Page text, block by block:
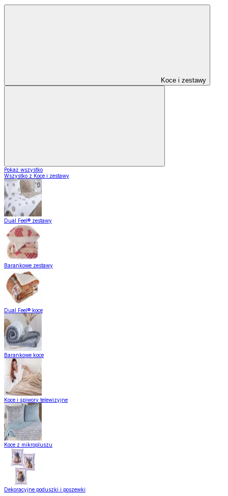
Koce i zestawy
Pokaż wszystko
Wszystko z Koce i zestawy
Dual Feel® zestawy
Barankowe zestawy
Dual Feel® koce
Barankowe koce
Koce i śpiwory telewizyjne
Koce z mikropluszu
Dekoracyjne poduszki i poszewki